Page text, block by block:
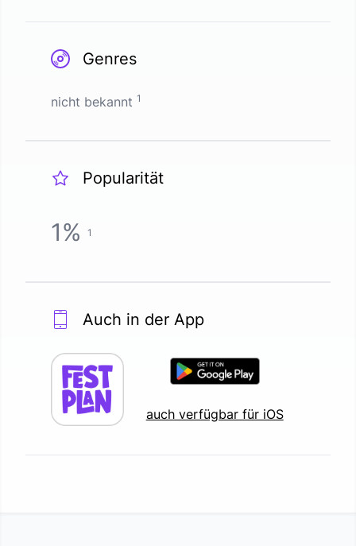
Genres
nicht bekannt 1
Popularität
1% 1
Auch in der App
auch verfügbar für iOS